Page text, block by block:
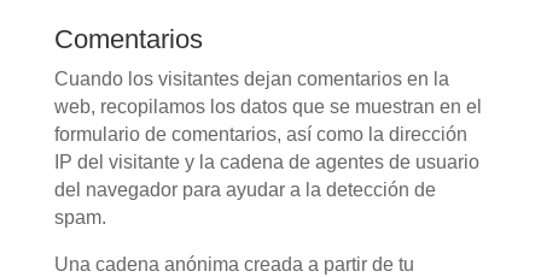
Comentarios
Cuando los visitantes dejan comentarios en la
web, recopilamos los datos que se muestran en el
formulario de comentarios, así como la dirección
IP del visitante y la cadena de agentes de usuario
del navegador para ayudar a la detección de
spam.
Una cadena anónima creada a partir de tu